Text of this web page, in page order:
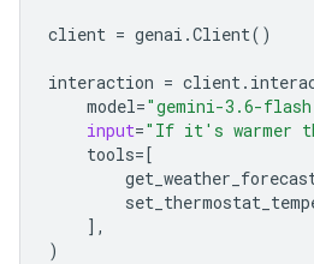
client = genai .Client()
interaction = client.
model="gemini-3.6-
input="If it's warmer
tools= [
],
)